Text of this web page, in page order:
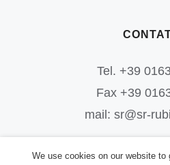
Tel. +39
Fax +39
mail: sr@sr-
We use cookies on our website